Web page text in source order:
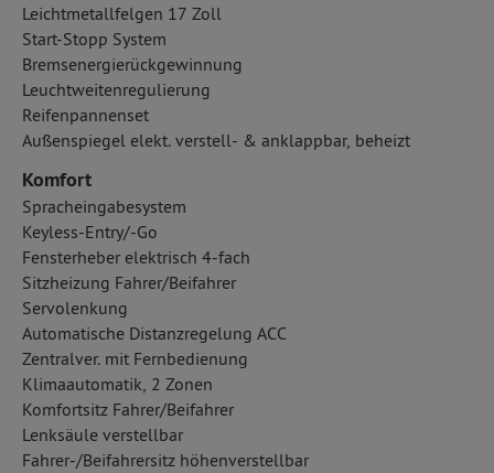
Leichtmetallfelgen 17 Zoll
Start-Stopp System
Bremsenergierückgewinnung
Leuchtweitenregulierung
Reifenpannenset
Außenspiegel elekt. verstell- & anklappbar, beheizt
Komfort
Spracheingabesystem
Keyless-Entry/-Go
Fensterheber elektrisch 4-fach
Sitzheizung Fahrer/Beifahrer
Servolenkung
Automatische Distanzregelung ACC
Zentralver. mit Fernbedienung
Klimaautomatik, 2 Zonen
Komfortsitz Fahrer/Beifahrer
Lenksäule verstellbar
Fahrer-/Beifahrersitz höhenverstellbar